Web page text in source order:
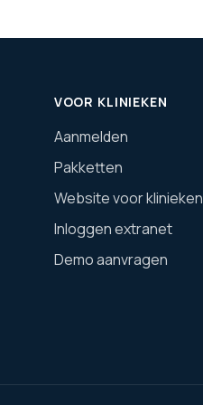
VOOR KLINIEKEN
Aanmelden
Pakketten
Website voor klinieken
Inloggen extranet
Demo aanvragen